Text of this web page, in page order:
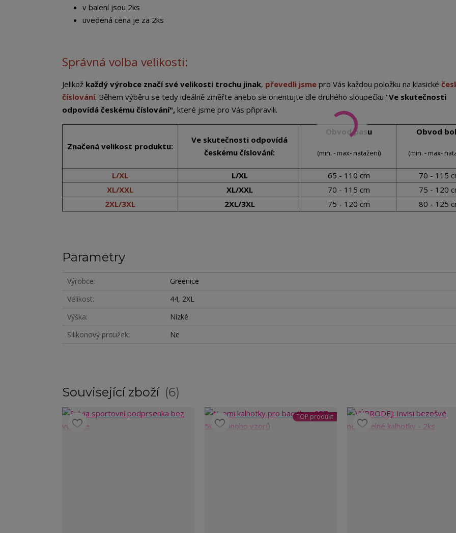
v balení jsou 2ks
uvedená cena je za 2ks
Správná volba velikosti:
Jelikož každý výrobce značí své velikosti trochu jinak, převedli jsme pro Vás každou položku na klasické
číslování. Během výběru se tedy ideálně změřte anebo se orientujte dle druhého sloupečku "Ve skutečnosti
odpovídá českému číslování", které jsme pro Vás připravili.
Značená velikost produktu:
Ve skutečnosti odpovídá
českému číslování:
Obvod pasu
(min. - max- natažení)
Obvod
(min. - max-
L/XL L/XL 65 - 110 cm
70 - 115
XL/XXL
XL/XXL 70 - 115 cm
75 - 120
2XL/3XL
2XL/3XL 75 - 120 cm 80 - 125
Parametry
Výrobce
Greenice
Velikost
44, 2XL
Výška
Nízké
Silikonový proužek
Ne
Související zboží 6
TOP produkt